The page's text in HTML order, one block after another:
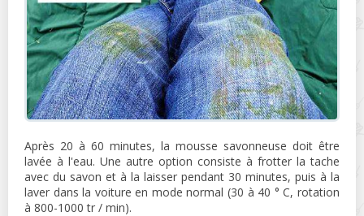
Après 20 à 60 minutes, la mousse savonneuse doit être
lavée à l'eau. Une autre option consiste à frotter la tache
avec du savon et à la laisser pendant 30 minutes, puis à la
laver dans la voiture en mode normal (30 à 40 ° C, rotation
à 800-1000 tr / min).